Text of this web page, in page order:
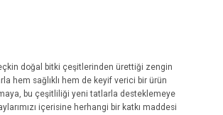
doğal bitki çeşitlerinden ürettiği zengin
hem sağlıklı hem de keyif verici bir ürün
bu çeşitliliği yeni tatlarla desteklemeye
içerisine herhangi bir katkı maddesi